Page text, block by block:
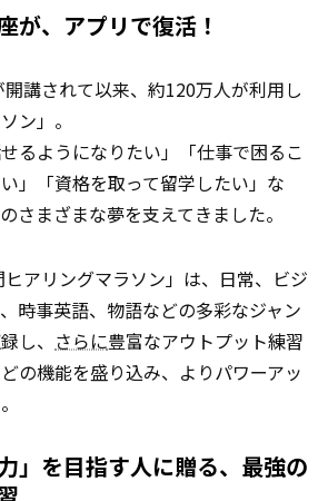
が、アプリで復活！
講されて以来、約120万人が利用し
ン」。
るようになりたい」「仕事で困るこ
」「資格を取って留学したい」な
さまざまな夢を支えてきました。
アリングマラソン」は、日常、ビジ
時事英語、物語などの多彩なジャン
し、 さらに豊富なアウトプット練習
の機能を盛り込み、よりパワーアッ
」を目指す人に贈る、最強の